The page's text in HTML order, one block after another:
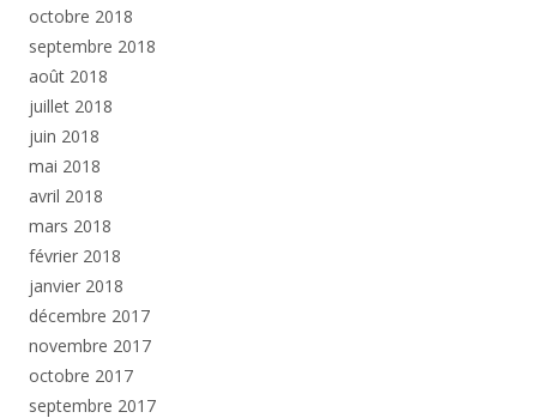
octobre 2018
septembre 2018
août 2018
juillet 2018
juin 2018
mai 2018
avril 2018
mars 2018
février 2018
janvier 2018
décembre 2017
novembre 2017
octobre 2017
septembre 2017